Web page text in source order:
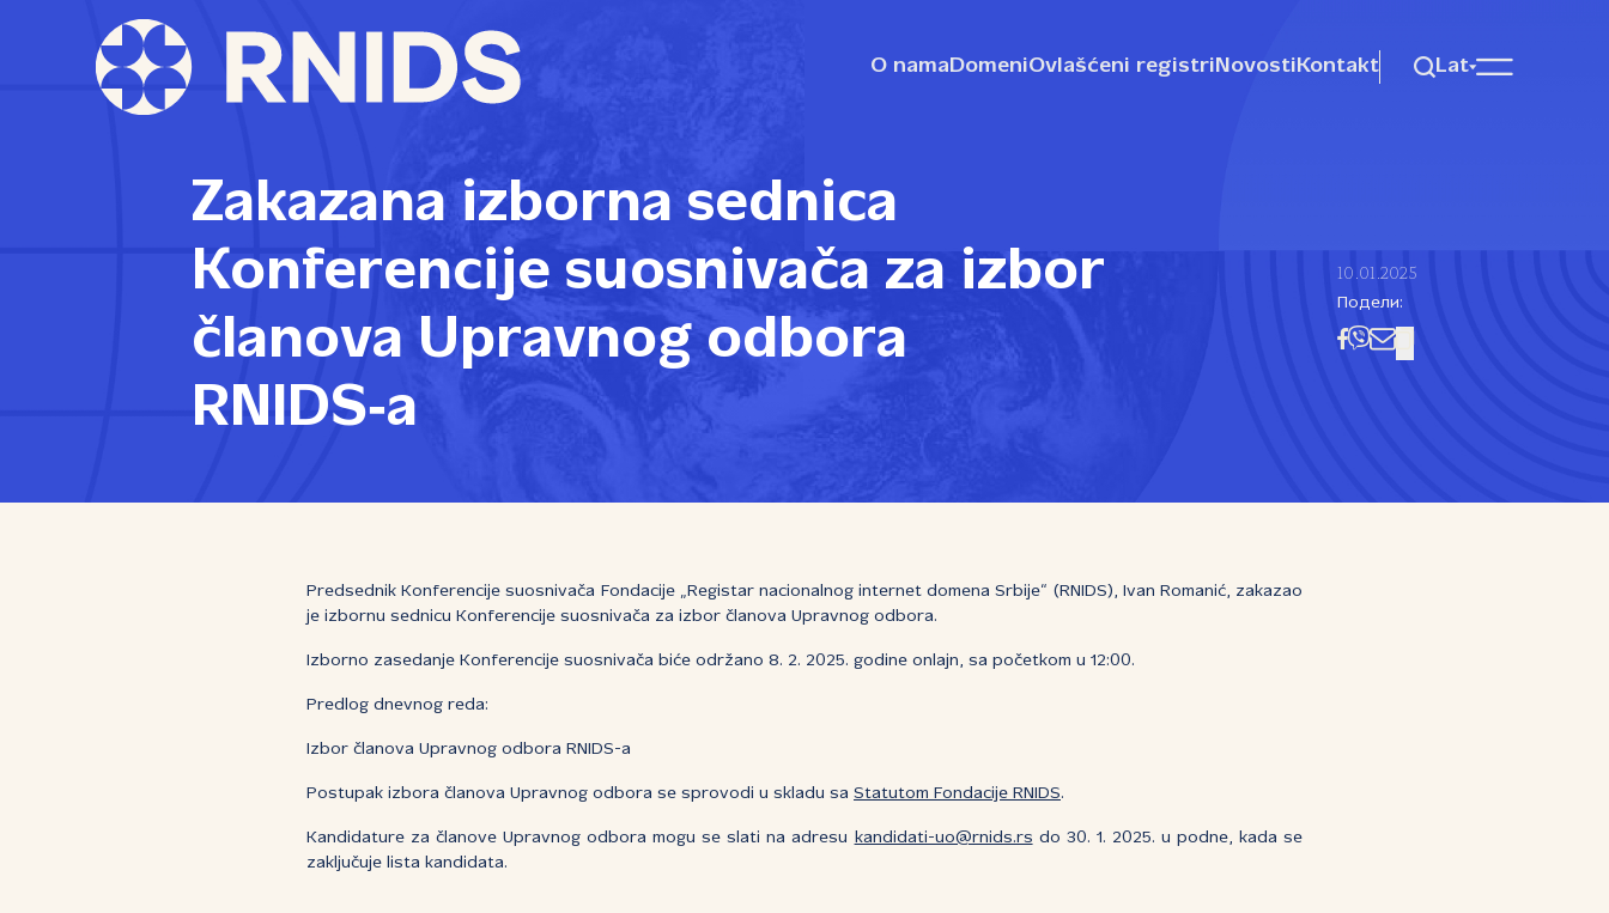
O nama DomeniOvlašćeni registri Novosti Kontakt Lat
Zakazana izborna sednica
Konferencije suosnivača za izbor
članova Upravnog odbora
RNIDS‑a
10.01.2025
Подели:
Predsednik Konferencije suosnivača Fondacije „Registar nacionalnog internet domena Srbije“ (RNIDS), Ivan Romanić, zakazao
je izbornu sednicu Konferencije suosnivača za izbor članova Upravnog odbora.
Izborno zasedanje Konferencije suosnivača biće održano 8. 2. 2025. godine onlajn, sa početkom u 12:00.
Predlog dnevnog reda:
Izbor članova Upravnog odbora RNIDS-a
Postupak izbora članova Upravnog odbora se sprovodi u skladu sa Statutom Fondacije RNIDS.
Kandidature za članove Upravnog odbora mogu se slati na adresu kandidati-uo@rnids.rs do 30. 1. 2025. u podne, kada se
zaključuje lista kandidata.